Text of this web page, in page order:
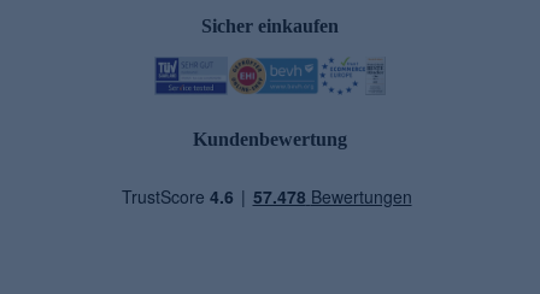
Sicher einkaufen
Kundenbewertung